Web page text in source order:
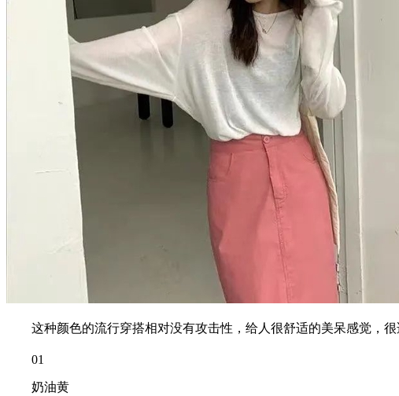
这种颜色的流行穿搭相对没有攻击性，给人很舒适的美呆感觉，很
01
奶油黄